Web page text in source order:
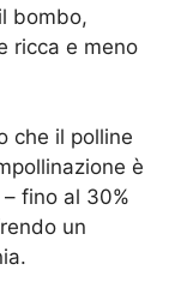
bombo,
ricca e meno
che il polline
è
fino al 30%
un